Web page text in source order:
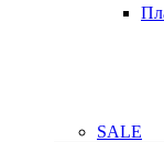
SALE